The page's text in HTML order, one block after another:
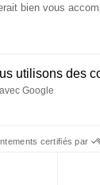
bien vous
utilisons des
Google
certifiés par